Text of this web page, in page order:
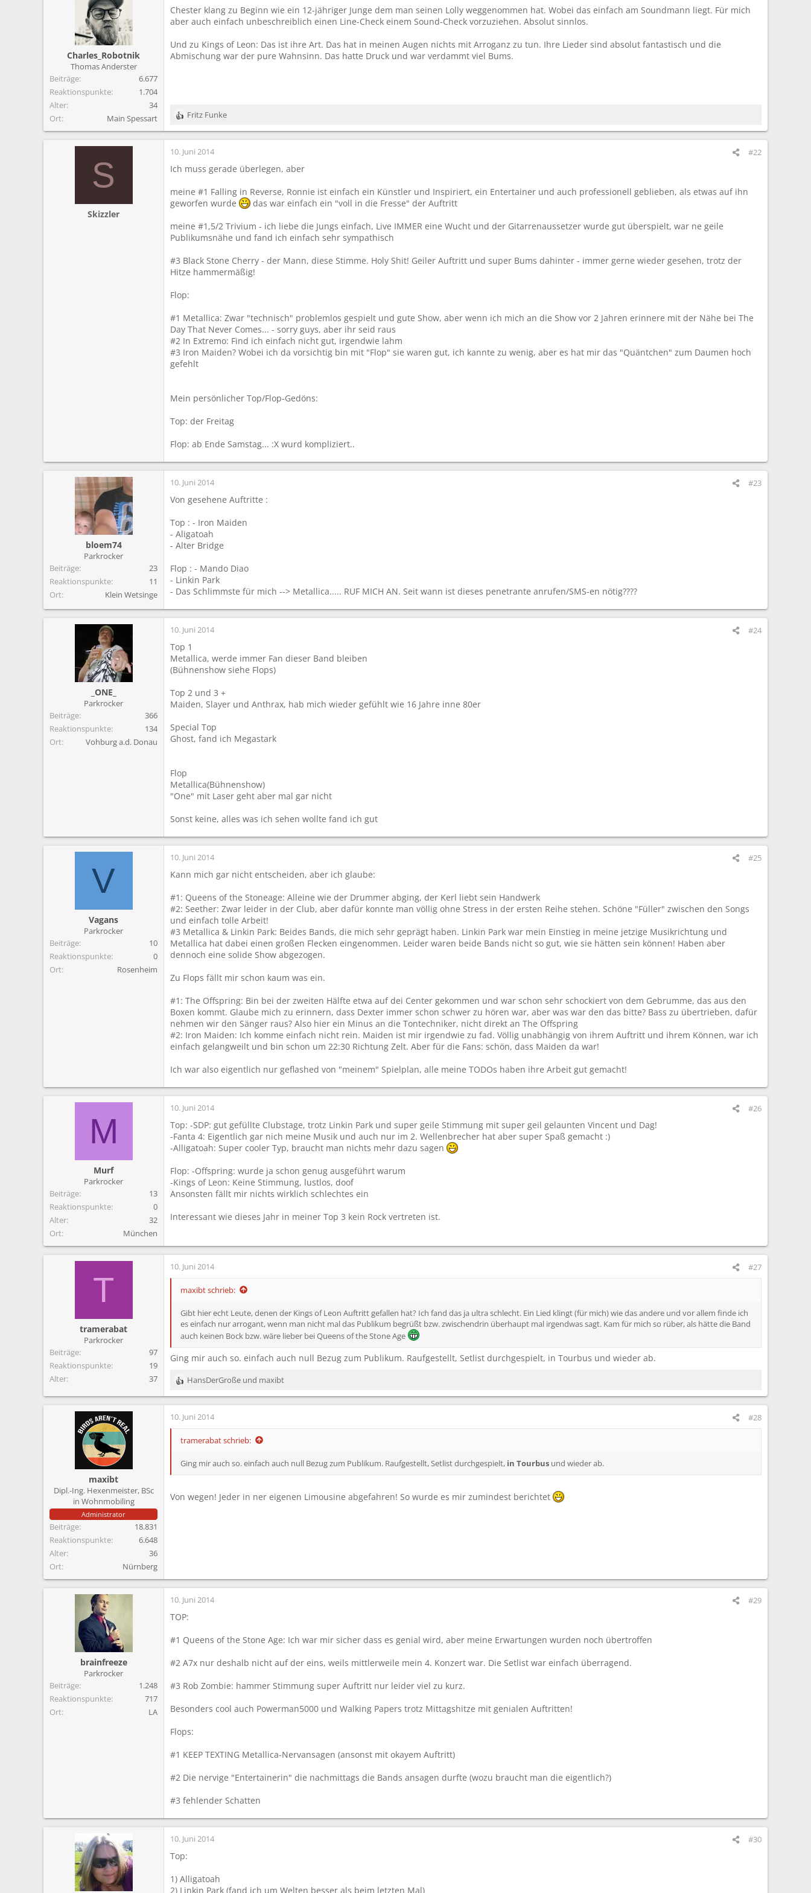
Charles_Robotnik
Thomas Anderster
Beiträge
6.677
Reaktionspunkte
1.704
Alter
34
Ort
Main Spessart
Chester klang zu Beginn wie ein 12-jähriger Junge dem man seinen Lolly weggenommen hat. Wobei das einfach am Soundmann liegt. Für mich
aber auch einfach unbeschreiblich einen Line-Check einem Sound-Check vorzuziehen. Absolut sinnlos.
Und zu Kings of Leon: Das ist ihre Art. Das hat in meinen Augen nichts mit Arroganz zu tun. Ihre Lieder sind absolut fantastisch und die
Abmischung war der pure Wahnsinn. Das hatte Druck und war verdammt viel Bums.
R
e
a
k
i
n
e
:
Fritz Funke
S
Skizzler
10. Juni 2014 #22
Ich muss gerade überlegen, aber
meine #1 Falling in Reverse, Ronnie ist einfach ein Künstler und Inspiriert, ein Entertainer und auch professionell geblieben, als etwas auf ihn
geworfen wurde
das war einfach ein "voll in die Fresse" der Auftritt
meine #1,5/2 Trivium - ich liebe die Jungs einfach, Live IMMER eine Wucht und der Gitarrenaussetzer wurde gut überspielt, war ne geile
Publikumsnähe und fand ich einfach sehr sympathisch
#3 Black Stone Cherry - der Mann, diese Stimme. Holy Shit! Geiler Auftritt und super Bums dahinter - immer gerne wieder gesehen, trotz der
Hitze hammermäßig!
Flop:
#1 Metallica: Zwar "technisch" problemlos gespielt und gute Show, aber wenn ich mich an die Show vor 2 Jahren erinnere mit der Nähe bei The
Day That Never Comes... - sorry guys, aber ihr seid raus
#2 In Extremo: Find ich einfach nicht gut, irgendwie lahm
#3 Iron Maiden? Wobei ich da vorsichtig bin mit "Flop" sie waren gut, ich kannte zu wenig, aber es hat mir das "Quäntchen" zum Daumen hoch
gefehlt
Mein persönlicher Top/Flop-Gedöns:
Top: der Freitag
Flop: ab Ende Samstag... :X wurd kompliziert..
bloem74
Parkrocker
Beiträge
23
Reaktionspunkte
11
Ort
Klein Wetsinge
10. Juni 2014 #23
Von gesehene Auftritte :
Top : - Iron Maiden
- Aligatoah
- Alter Bridge
Flop : - Mando Diao
- Linkin Park
- Das Schlimmste für mich --> Metallica..... RUF MICH AN. Seit wann ist dieses penetrante anrufen/SMS-en nötig????
_ONE_
Parkrocker
Beiträge
366
Reaktionspunkte
134
Ort
Vohburg a.d. Donau
10. Juni 2014 #24
Top 1
Metallica, werde immer Fan dieser Band bleiben
(Bühnenshow siehe Flops)
Top 2 und 3 +
Maiden, Slayer und Anthrax, hab mich wieder gefühlt wie 16 Jahre inne 80er
Special Top
Ghost, fand ich Megastark
Flop
Metallica(Bühnenshow)
"One" mit Laser geht aber mal gar nicht
Sonst keine, alles was ich sehen wollte fand ich gut
V
Vagans
Parkrocker
Beiträge
10
Reaktionspunkte
0
Ort
Rosenheim
10. Juni 2014 #25
Kann mich gar nicht entscheiden, aber ich glaube:
#1: Queens of the Stoneage: Alleine wie der Drummer abging, der Kerl liebt sein Handwerk
#2: Seether: Zwar leider in der Club, aber dafür konnte man völlig ohne Stress in der ersten Reihe stehen. Schöne "Füller" zwischen den Songs
und einfach tolle Arbeit!
#3 Metallica & Linkin Park: Beides Bands, die mich sehr geprägt haben. Linkin Park war mein Einstieg in meine jetzige Musikrichtung und
Metallica hat dabei einen großen Flecken eingenommen. Leider waren beide Bands nicht so gut, wie sie hätten sein können! Haben aber
dennoch eine solide Show abgezogen.
Zu Flops fällt mir schon kaum was ein.
#1: The Offspring: Bin bei der zweiten Hälfte etwa auf dei Center gekommen und war schon sehr schockiert von dem Gebrumme, das aus den
Boxen kommt. Glaube mich zu erinnern, dass Dexter immer schon schwer zu hören war, aber was war den das bitte? Bass zu übertrieben, dafür
nehmen wir den Sänger raus? Also hier ein Minus an die Tontechniker, nicht direkt an The Offspring
#2: Iron Maiden: Ich komme einfach nicht rein. Maiden ist mir irgendwie zu fad. Völlig unabhängig von ihrem Auftritt und ihrem Können, war ich
einfach gelangweilt und bin schon um 22:30 Richtung Zelt. Aber für die Fans: schön, dass Maiden da war!
Ich war also eigentlich nur geflashed von "meinem" Spielplan, alle meine TODOs haben ihre Arbeit gut gemacht!
M
Murf
Parkrocker
Beiträge
13
Reaktionspunkte
0
Alter
32
Ort
München
10. Juni 2014 #26
Top: -SDP: gut gefüllte Clubstage, trotz Linkin Park und super geile Stimmung mit super geil gelaunten Vincent und Dag!
-Fanta 4: Eigentlich gar nich meine Musik und auch nur im 2. Wellenbrecher hat aber super Spaß gemacht :)
-Alligatoah: Super cooler Typ, braucht man nichts mehr dazu sagen
Flop: -Offspring: wurde ja schon genug ausgeführt warum
-Kings of Leon: Keine Stimmung, lustlos, doof
Ansonsten fällt mir nichts wirklich schlechtes ein
Interessant wie dieses Jahr in meiner Top 3 kein Rock vertreten ist.
T
tramerabat
Parkrocker
Beiträge
97
Reaktionspunkte
19
Alter
37
10. Juni 2014 #27
maxibt schrieb:
Gibt hier echt Leute, denen der Kings of Leon Auftritt gefallen hat? Ich fand das ja ultra schlecht. Ein Lied klingt (für mich) wie das andere und vor allem finde ich
es einfach nur arrogant, wenn man nicht mal das Publikum begrüßt bzw. zwischendrin überhaupt mal irgendwas sagt. Kam für mich so rüber, als hätte die Band
auch keinen Bock bzw. wäre lieber bei Queens of the Stone Age
Ging mir auch so. einfach auch null Bezug zum Publikum. Raufgestellt, Setlist durchgespielt, in Tourbus und wieder ab.
R
e
a
k
:
HansDerGroße und maxibt
maxibt
Dipl.-Ing. Hexenmeister, BSc
in Wohnmobiling
Administrator
Beiträge
18.831
Reaktionspunkte
6.648
Alter
36
Ort
Nürnberg
10. Juni 2014 #28
tramerabat schrieb:
Ging mir auch so. einfach auch null Bezug zum Publikum. Raufgestellt, Setlist durchgespielt, in Tourbus und wieder ab.
Von wegen! Jeder in ner eigenen Limousine abgefahren! So wurde es mir zumindest berichtet
brainfreeze
Parkrocker
Beiträge
1.248
Reaktionspunkte
717
Ort
LA
10. Juni 2014 #29
TOP:
#1 Queens of the Stone Age: Ich war mir sicher dass es genial wird, aber meine Erwartungen wurden noch übertroffen
#2 A7x nur deshalb nicht auf der eins, weils mittlerweile mein 4. Konzert war. Die Setlist war einfach überragend.
#3 Rob Zombie: hammer Stimmung super Auftritt nur leider viel zu kurz.
Besonders cool auch Powerman5000 und Walking Papers trotz Mittagshitze mit genialen Auftritten!
Flops:
#1 KEEP TEXTING Metallica-Nervansagen (ansonst mit okayem Auftritt)
#2 Die nervige "Entertainerin" die nachmittags die Bands ansagen durfte (wozu braucht man die eigentlich?)
#3 fehlender Schatten
10. Juni 2014 #30
Top:
1) Alligatoah
2) Linkin Park (fand ich um Welten besser als beim letzten Mal)